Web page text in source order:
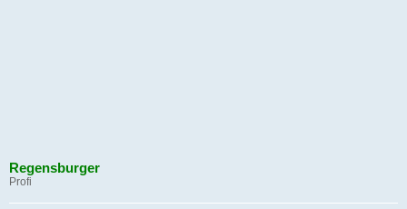
Regensburger
Profi